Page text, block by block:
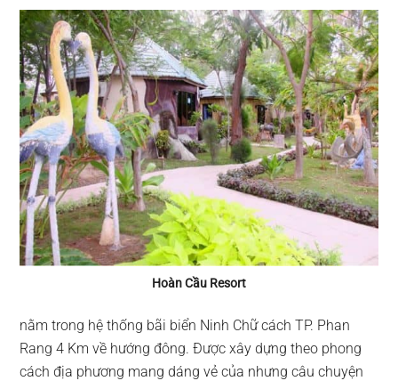
Hoàn Cầu Resort
nằm trong hệ thống bãi biển Ninh Chữ cách TP. Phan
Rang 4 Km về hướng đông. Được xây dựng theo phong
cách địa phương mang dáng vẻ của nhưng câu chuyện